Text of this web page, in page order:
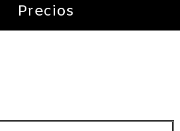
Precios